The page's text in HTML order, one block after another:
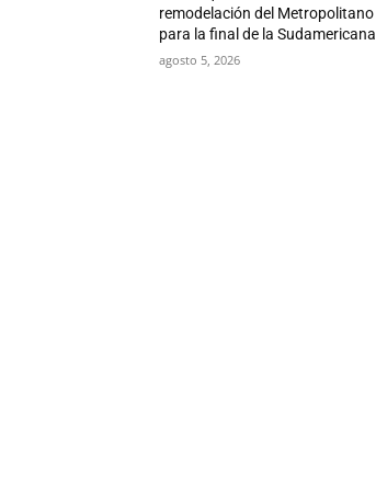
remodelación del Metropolitano
para la final de la Sudamericana
agosto 5, 2026